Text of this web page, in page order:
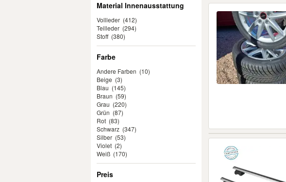
Material Innenausstattung
Vollleder (412)
Teilleder (294)
Stoff (380)
Farbe
Andere Farben (10)
Beige (3)
Blau (145)
Braun (59)
Grau (220)
Grün (87)
Rot (83)
Schwarz (347)
Silber (53)
Violet (2)
Weiß (170)
Preis